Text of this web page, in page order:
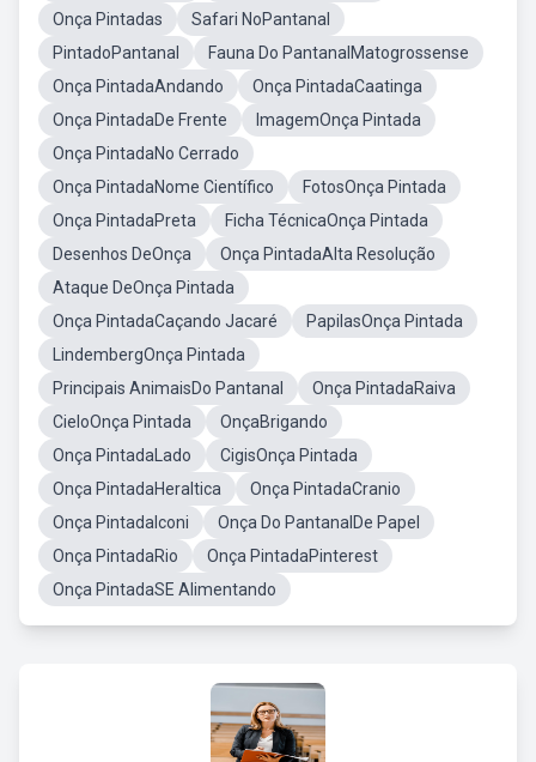
Onça Pintadas
Safari NoPantanal
PintadoPantanal
Fauna Do PantanalMatogrossense
Onça PintadaAndando
Onça PintadaCaatinga
Onça PintadaDe Frente
ImagemOnça Pintada
Onça PintadaNo Cerrado
Onça PintadaNome Científico
FotosOnça Pintada
Onça PintadaPreta
Ficha TécnicaOnça Pintada
Desenhos DeOnça
Onça PintadaAlta Resolução
Ataque DeOnça Pintada
Onça PintadaCaçando Jacaré
PapilasOnça Pintada
LindembergOnça Pintada
Principais AnimaisDo Pantanal
Onça PintadaRaiva
CieloOnça Pintada
OnçaBrigando
Onça PintadaLado
CigisOnça Pintada
Onça PintadaHeraltica
Onça PintadaCranio
Onça PintadaIconi
Onça Do PantanalDe Papel
Onça PintadaRio
Onça PintadaPinterest
Onça PintadaSE Alimentando